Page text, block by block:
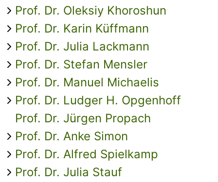
Prof. Dr. Oleksiy Khoroshun
Prof. Dr. Karin Küffmann
Prof. Dr. Julia Lackmann
Prof. Dr. Stefan Mensler
Prof. Dr. Manuel Michaelis
Prof. Dr. Ludger H. Opgenhoff
Prof. Dr. Jürgen Propach
Prof. Dr. Anke Simon
Prof. Dr. Alfred Spielkamp
Prof. Dr. Julia Stauf